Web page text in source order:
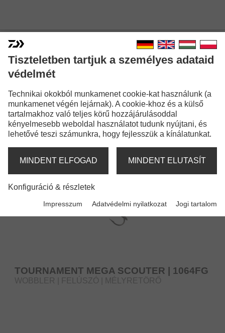
WOBBLEREK
Előző 1 2 Következő
TOURNAMENT MEGA SCOUTER | 1064FG
WOBBLER | FELÚSZÓ | MÉLYRETÖRŐ
Tiszteletben tartjuk a személyes adataid
védelmét
Technikai okokból munkamenet cookie-kat használunk (a
munkamenet végén lejárnak). A cookie-khoz és a külső
tartalmakhoz való teljes körű hozzájárulásoddal
kényelmesebb weboldal használatot tudunk nyújtani, és
lehetővé teszi számunkra, hogy fejlesszük a kínálatunkat.
MINDENT ELFOGAD MINDENT ELUTASÍT
Konfiguráció & részletek
Impresszum Adatvédelmi nyilatkozat Jogi tartalom